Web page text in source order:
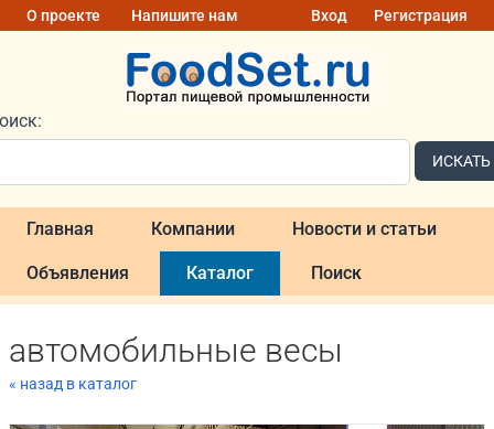
О проекте Напишите нам Вход Регистрация
ИСКАТЬ
Главная Компании Новости и статьи
Объявления Каталог Поиск
автомобильные весы
« назад в каталог